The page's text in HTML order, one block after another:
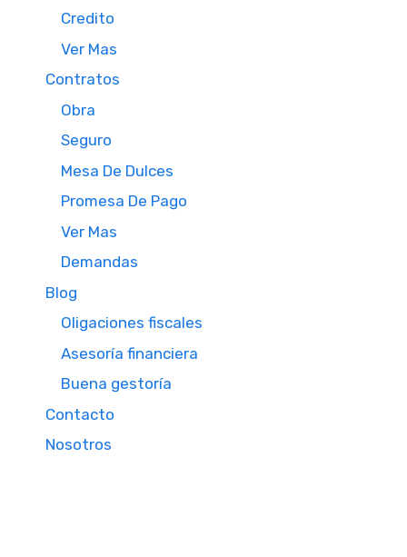
Credito
Ver Mas
Contratos
Obra
Seguro
Mesa De Dulces
Promesa De Pago
Ver Mas
Demandas
Blog
Oligaciones fiscales
Asesoría financiera
Buena gestoría
Contacto
Nosotros